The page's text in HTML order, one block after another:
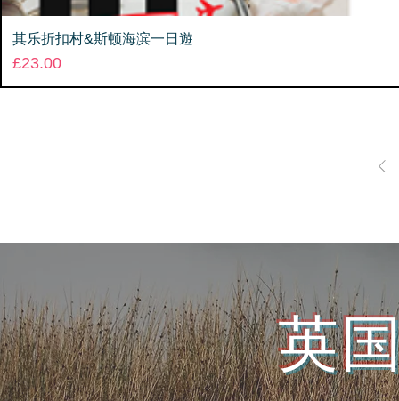
其乐折扣村&斯顿海滨一日遊
Price
£23.00
英